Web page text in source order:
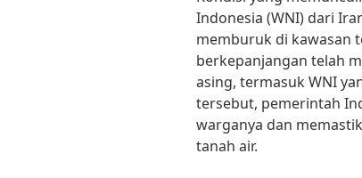
Indonesia (WNI) dari
memburuk di kawasan
berkepanjangan telah
asing, termasuk WNI
tersebut, pemerintah
warganya dan
tanah air.